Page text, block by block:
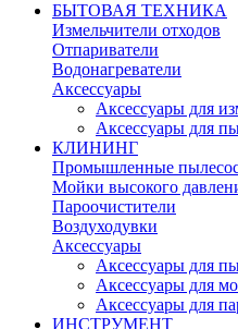
БЫТОВАЯ ТЕХНИКА
Измельчители отходов
Отпариватели
Водонагреватели
Аксессуары
Аксессуары для
Аксессуары для
КЛИНИНГ
Промышленные
Мойки высокого
Пароочистители
Воздуходувки
Аксессуары
Аксессуары для
Аксессуары для
Аксессуары для
ИНСТРУМЕНТ